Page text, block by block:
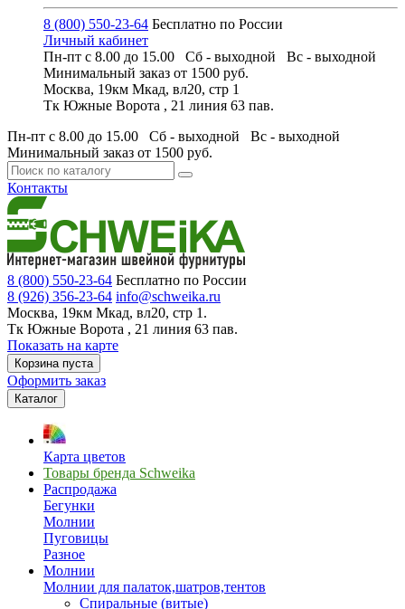
8 (800) 550-23-64 Бесплатно по России
Личный кабинет
Пн-пт с 8.00 до 15.00 Сб - выходной Вс - выходной
Минимальный заказ от 1500 руб.
Москва, 19км Мкад, вл20, стр 1
Тк Южные Ворота , 21 линия 63 пав.
Пн-пт с 8.00 до 15.00 Сб - выходной Вс - выходной
Минимальный заказ от 1500 руб.
Контакты
8 (800) 550-23-64 Бесплатно по России
8 (926) 356-23-64 info@schweika.ru
Москва, 19км Мкад, вл20, стр 1.
Тк Южные Ворота , 21 линия 63 пав.
Показать на карте
Корзина пуста
Оформить заказ
Каталог
Карта цветов
Товары бренда Schweika
Распродажа
Бегунки
Молнии
Пуговицы
Разное
Молнии
Молнии для палаток,шатров,тентов
Спиральные (витые)